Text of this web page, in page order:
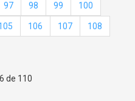
97 98 99 100
106 107 108
de 110